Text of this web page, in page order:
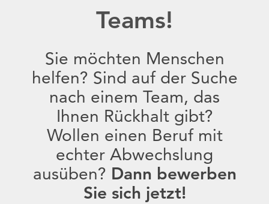
Teams!
Sie möchten Menschen
helfen? Sind auf der Suche
nach einem Team, das
Ihnen Rückhalt gibt?
Wollen einen Beruf mit
echter Abwechslung
ausüben? Dann bewerben
Sie sich jetzt!